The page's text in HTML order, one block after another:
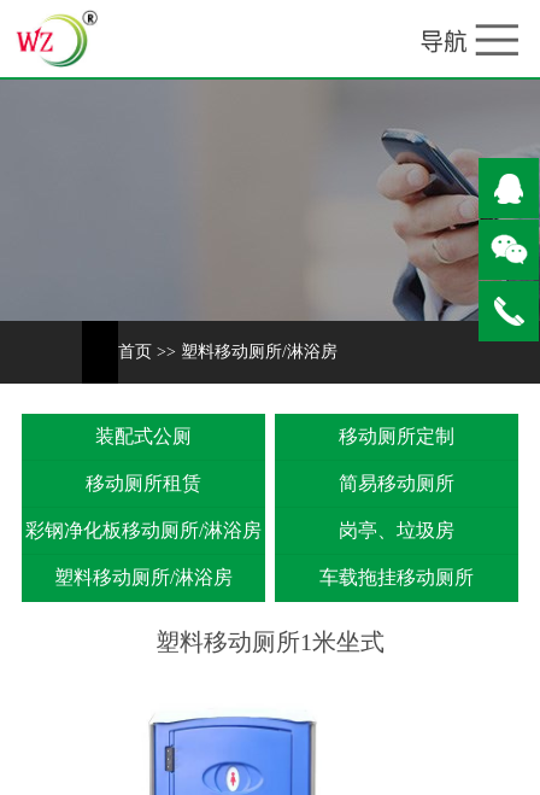
首页 >> 塑料移动厕所/淋浴房
装配式公厕 移动厕所定制
移动厕所租赁 简易移动厕所
彩钢净化板移动厕所/淋浴房 岗亭、垃圾房
塑料移动厕所/淋浴房 车载拖挂移动厕所
塑料移动厕所1米坐式